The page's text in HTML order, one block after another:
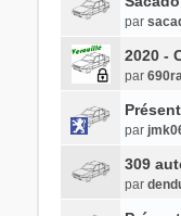
par
2020 -
par
par
309
par